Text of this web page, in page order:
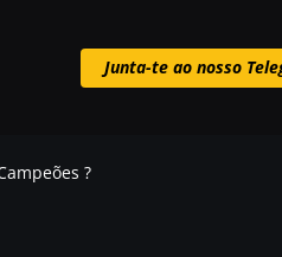
Junta-te ao nosso
?